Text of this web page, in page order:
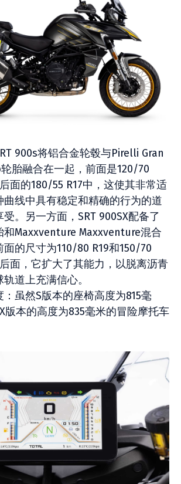
900s将铝合金轮毂与Pirelli Gran
胎融合在一起，前面是120/70
面的180/55 R17中，这使其非常适
曲线中具有稳定和精确的行为的道
受。另一方面，SRT 900SX配备了
和Maxxventure Maxxventure混合
面的尺寸为110/80 R19和150/70
面，它扩大了其能力，以脱离沥青
道上充满信心。
：虽然S版本的座椅高度为815毫
版本的高度为835毫米的冒险摩托车